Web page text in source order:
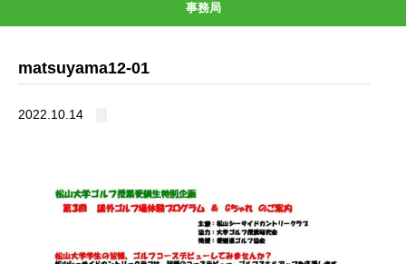
事務局
matsuyama12-01
2022.10.14